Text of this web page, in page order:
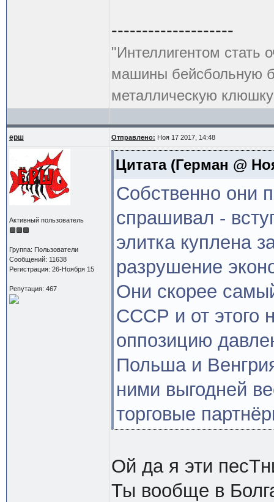
--------------------
"Интеллигентом стать
машины бейсбольную
металлическую
ерш Отправлено: Ноя 17 2017, 14:48
Активный пользователь
Группа: Пользователи
Сообщений: 11638
Регистрация: 26-Ноября 15
Репутация: 467
Цитата(Герман @
Собственно они
спрашивал -
элитка куплена
разрушение
Они скорее
СССР и от этого
оппозицию
Польша и
ними выгодней
торговые
Ой да я эти
Ты вообще в